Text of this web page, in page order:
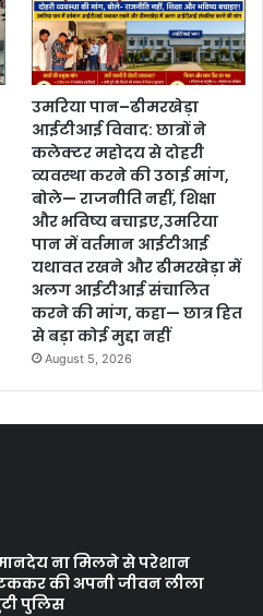
उमरिया पान–ढीमरखेड़ा
आईटीआई विवाद: छात्रों ने
कलेक्टर महोदय से दोहरी
व्यवस्था करने की उठाई मांग,
बोले— राजनीति नहीं, शिक्षा
और भविष्य बचाइए,उमरिया
पान में वर्तमान आईटीआई
यथावत रखने और ढीमरखेड़ा में
अलग आईटीआई संचालित
करने की मांग, कहा— छात्र हित
से बड़ा कोई मुद्दा नहीं
August 5, 2026
ना मिलने से परेशान
की अपनी जीवन लीला
पुलिस